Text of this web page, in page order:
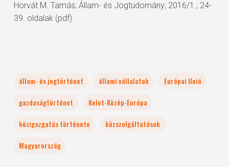
Horvát M. Tamás; Állam- és Jogtudomány; 2016/1.; 24-
39. oldalak (pdf)
állam- és jogtörténet állami vállalatok
Európai Unió
gazdaságtörténet
Kelet-Közép-Európa
közigazgatás története
közszolgáltatások
Magyarország